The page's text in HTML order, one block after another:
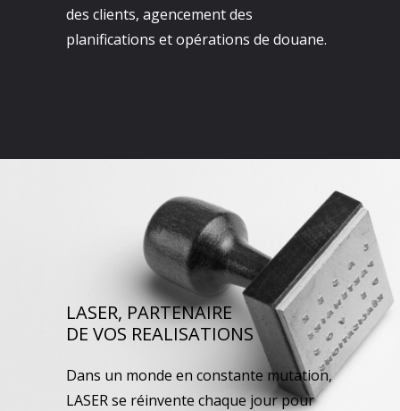
des clients, agencement des
planifications et opérations de douane.
LASER, PARTENAIRE
DE VOS REALISATIONS
Dans un monde en constante mutation,
LASER se réinvente chaque jour pour